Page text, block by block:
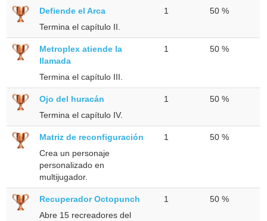
Defiende el Arca
Termina el capítulo II.
1 50 %
Metroplex atiende la
llamada
Termina el capítulo III.
1 50 %
Ojo del huracán
Termina el capítulo IV.
1 50 %
Matriz de reconfiguración
Crea un personaje
personalizado en
multijugador.
1 50 %
Recuperador Octopunch
Abre 15 recreadores del
1 50 %